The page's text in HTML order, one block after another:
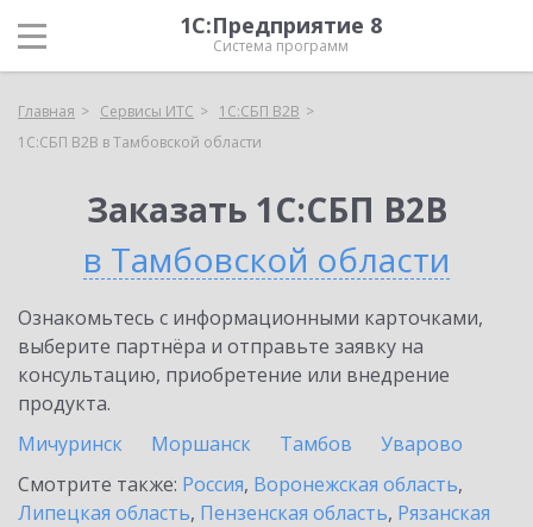
1С:Предприятие 8
Система программ
Главная Сервисы ИТС
1С:СБП B2B
1С:СБП B2B в Тамбовской области
Заказать 1С:СБП B2B
в Тамбовской области
Ознакомьтесь с информационными карточками,
выберите партнёра и отправьте заявку на
консультацию, приобретение или внедрение
продукта.
Мичуринск
Моршанск Тамбов
Уварово
Смотрите также: Россия, Воронежская область,
Липецкая область, Пензенская область, Рязанская